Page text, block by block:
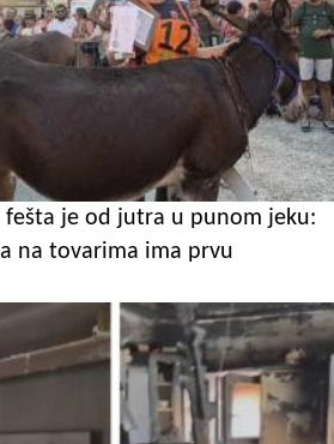
fešta je od jutra u punom jeku:
na tovarima ima prvu